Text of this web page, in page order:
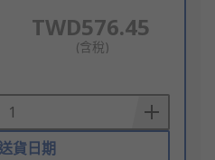
TWD576.45
(含稅)
貨日期